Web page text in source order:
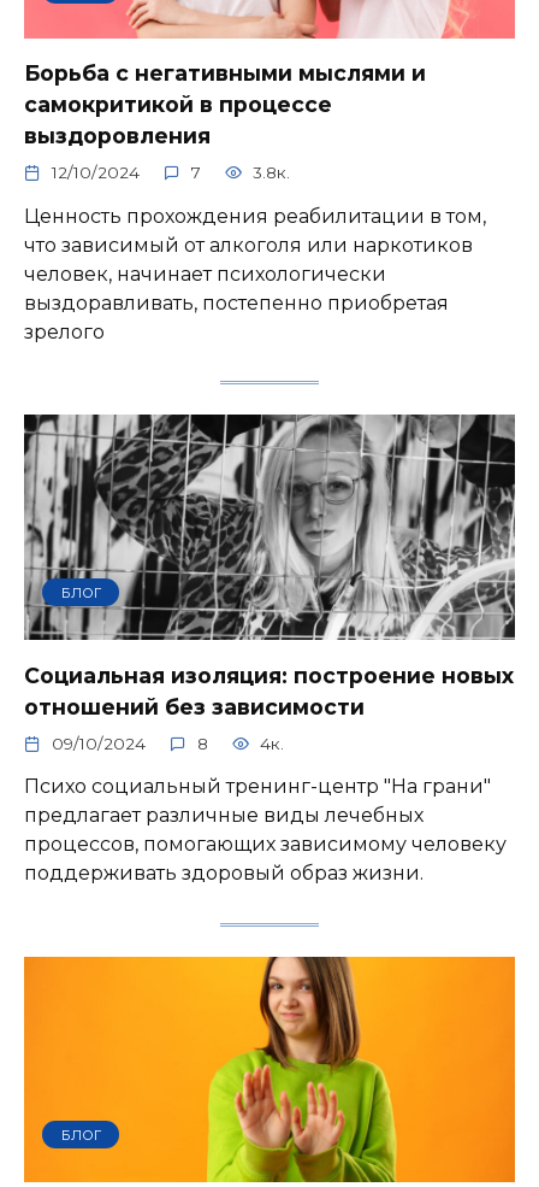
Борьба с негативными мыслями и
самокритикой в процессе
выздоровления
12/10/2024 7 3.8к.
Ценность прохождения реабилитации в том,
что зависимый от алкоголя или наркотиков
человек, начинает психологически
выздоравливать, постепенно приобретая
зрелого
БЛОГ
Социальная изоляция: построение новых
отношений без зависимости
09/10/2024 8 4к.
Психо социальный тренинг-центр "На грани"
предлагает различные виды лечебных
процессов, помогающих зависимому человеку
поддерживать здоровый образ жизни.
БЛОГ